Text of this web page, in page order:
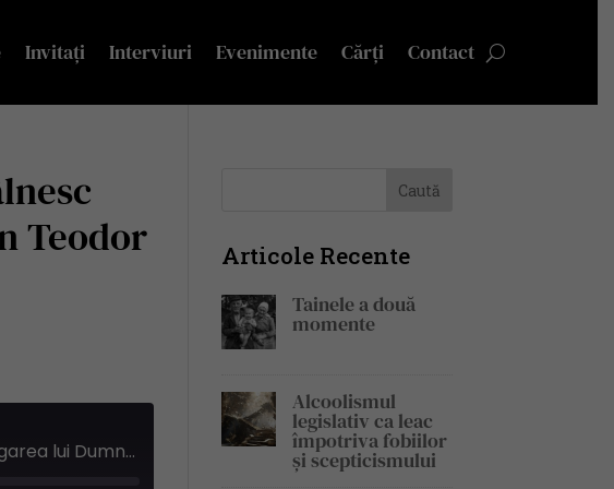
Invitați Interviuri Evenimente Cărți Contact
Teodor
Omul nou de ieri și omul nou de azi se întâlnesc într-o idee: negarea lui Dumnezeu | Bogdan Teodor Iacob, Pe Drept Cuvânt #89
Articole Recente
Tainele a două
momente
Alcoolismul
legislativ ca leac
împotriva fobiilor
și scepticismului